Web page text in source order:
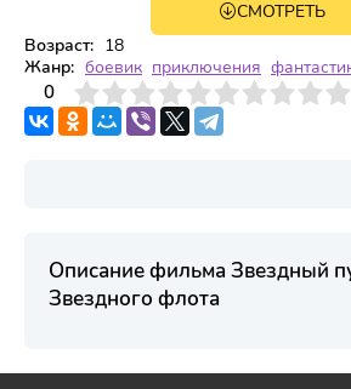
1 сезон 10 серияСМОТРЕТЬ
Возраст: 18
Жанр: боевик приключения
0
4 6 7 8 9 10
Описание фильма Звездный
Звездного флота